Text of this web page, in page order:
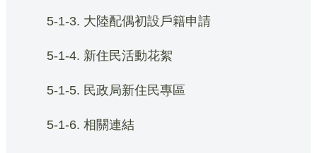
5-1-3. 大陸配偶初設戶籍申請
5-1-4. 新住民活動花絮
5-1-5. 民政局新住民專區
5-1-6. 相關連結